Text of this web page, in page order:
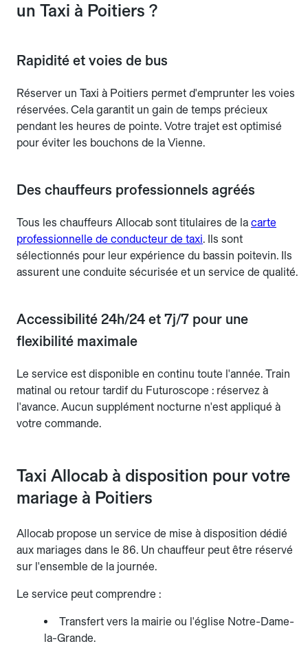
un Taxi à Poitiers ?
Rapidité et voies de bus
Réserver un Taxi à Poitiers permet d'emprunter les voies
réservées. Cela garantit un gain de temps précieux
pendant les heures de pointe. Votre trajet est optimisé
pour éviter les bouchons de la Vienne.
Des chauffeurs professionnels agréés
Tous les chauffeurs Allocab sont titulaires de la carte
professionnelle de conducteur de taxi. Ils sont
sélectionnés pour leur expérience du bassin poitevin. Ils
assurent une conduite sécurisée et un service de qualité.
Accessibilité 24h/24 et 7j/7 pour une
flexibilité maximale
Le service est disponible en continu toute l'année. Train
matinal ou retour tardif du Futuroscope : réservez à
l'avance. Aucun supplément nocturne n'est appliqué à
votre commande.
Taxi Allocab à disposition pour votre
mariage à Poitiers
Allocab propose un service de mise à disposition dédié
aux mariages dans le 86. Un chauffeur peut être réservé
sur l'ensemble de la journée.
Le service peut comprendre :
Transfert vers la mairie ou l'église Notre-Dame-
la-Grande.